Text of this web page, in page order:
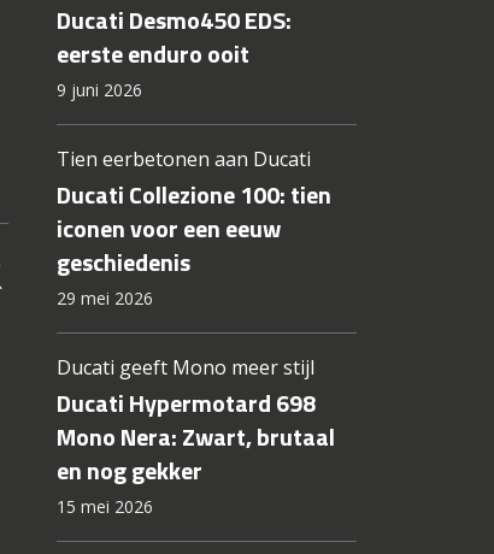
Ducati Desmo450 EDS:
eerste enduro ooit
9 juni 2026
Tien eerbetonen aan Ducati
Ducati Collezione 100: tien
iconen voor een eeuw
geschiedenis
29 mei 2026
Ducati geeft Mono meer stijl
Ducati Hypermotard 698
Mono Nera: Zwart, brutaal
en nog gekker
15 mei 2026